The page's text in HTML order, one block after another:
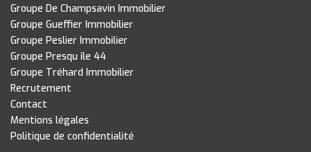
Groupe De Champsavin Immobilier
Groupe Gueffier Immobilier
Groupe Peslier Immobilier
Groupe Presqu île 44
Groupe Tréhard Immobilier
Recrutement
Contact
Mentions légales
Politique de confidentialité